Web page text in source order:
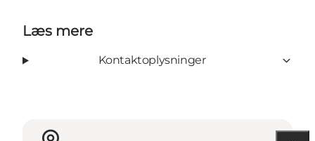
Læs mere
Kontaktoplysninger